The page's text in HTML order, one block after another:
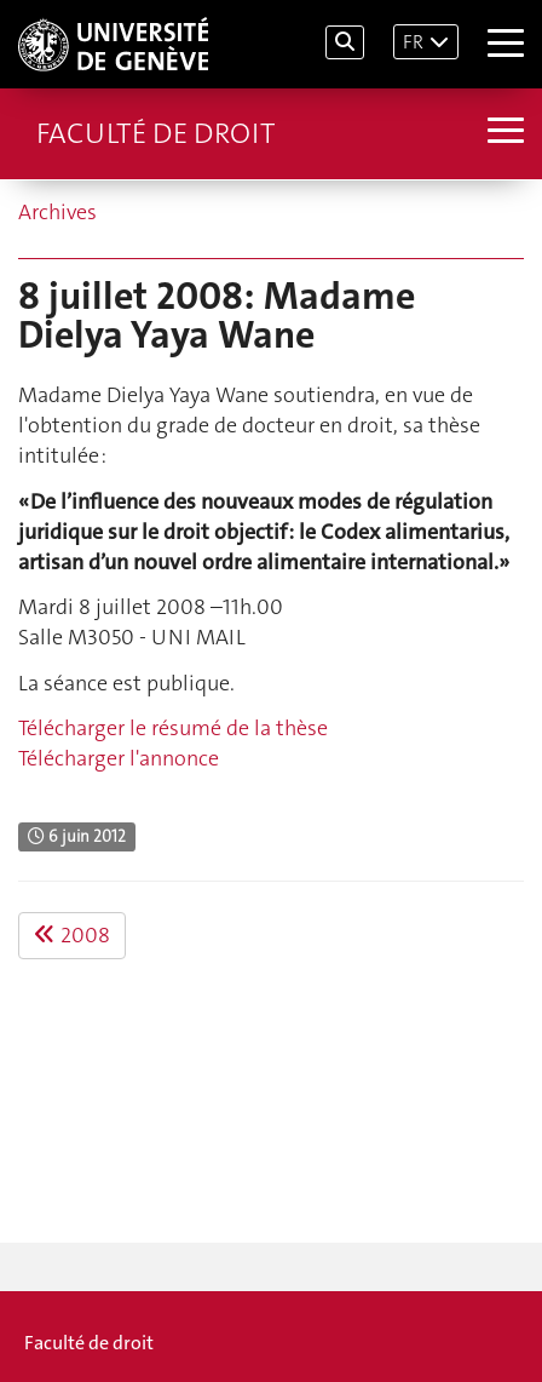
FR
FACULTÉ DE DROIT
Archives
8 juillet 2008: Madame
Dielya Yaya Wane
Madame Dielya Yaya Wane soutiendra, en vue de
l'obtention du grade de docteur en droit, sa thèse
intitulée :
« De l’influence des nouveaux modes de régulation
juridique sur le droit objectif : le Codex alimentarius,
artisan d’un nouvel ordre alimentaire international.»
Mardi 8 juillet 2008 –11h.00
Salle M3050 - UNI MAIL
La séance est publique.
Télécharger le résumé de la thèse
Télécharger l'annonce
6 juin 2012
2008
Faculté de droit